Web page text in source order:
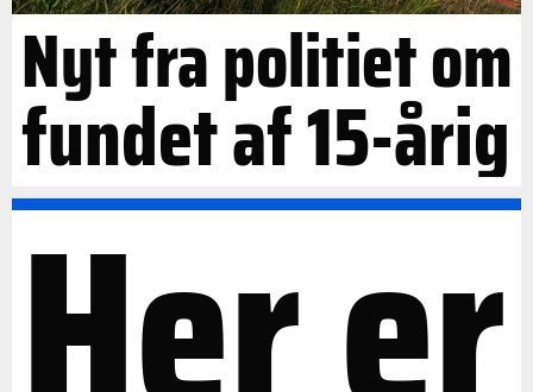
Nyt fra politiet om
fundet af 15-årig